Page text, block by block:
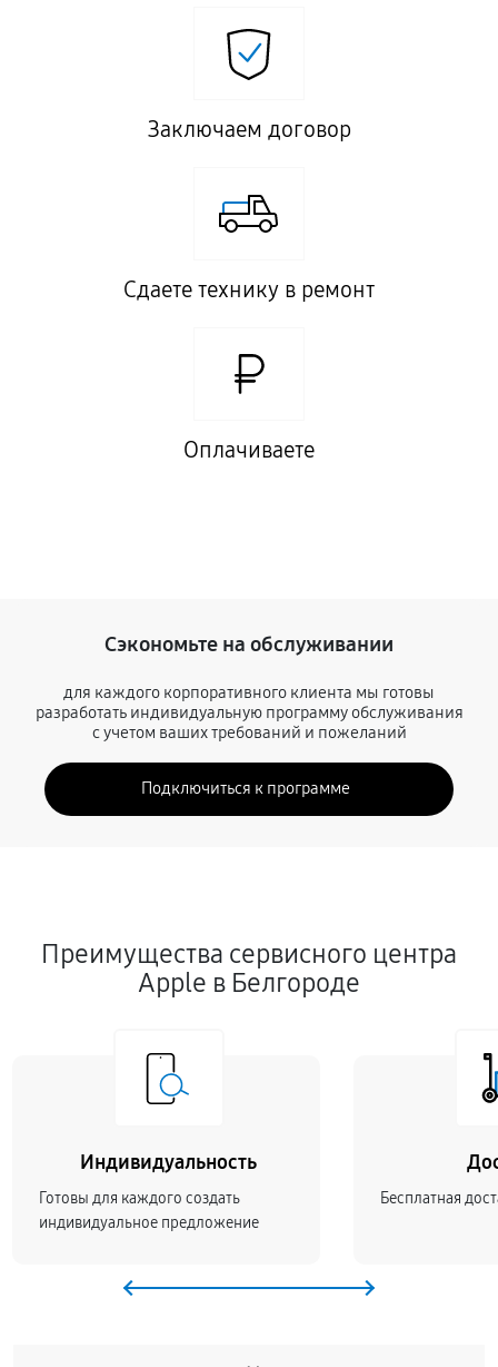
Заключаем договор
Сдаете технику в ремонт
Оплачиваете
Сэкономьте на обслуживании
для каждого корпоративного клиента мы готовы
разработать индивидуальную программу обслуживания
с учетом ваших требований и пожеланий
Подключиться к программе
Преимущества сервисного центра
Apple в Белгороде
Индивидуальность
Готовы для каждого создать
индивидуальное предложение
Бесплатная